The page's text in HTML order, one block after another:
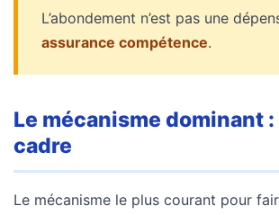
L’abondement n’est pas une
assurance compétence.
Le mécanisme dominant :
cadre
Le mécanisme le plus courant pour